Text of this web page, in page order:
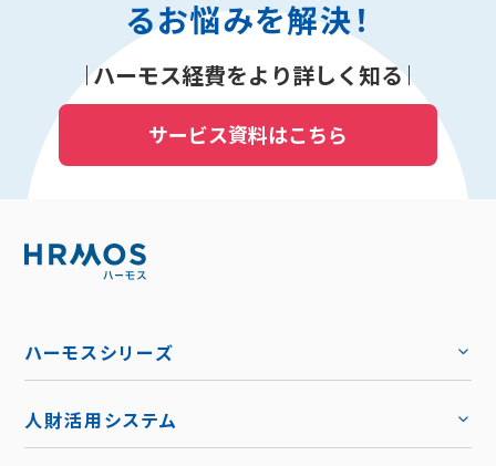
るお悩みを解決！
ハーモス経費をより詳しく知る
サービス資料はこちら
ハーモスシリーズ
人財活用システム